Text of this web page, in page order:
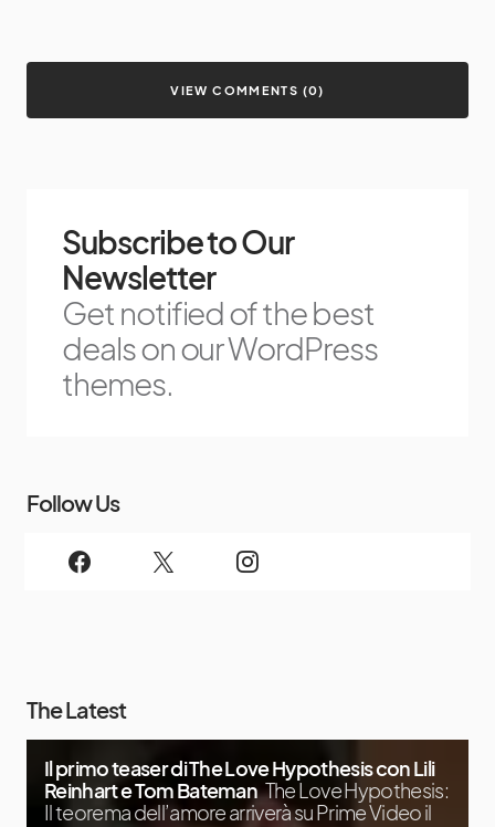
VIEW COMMENTS (0)
Subscribe to Our
Newsletter
Get notified of the best
deals on our WordPress
themes.
Follow Us
The Latest
Il primo teaser di The Love Hypothesis con Lili
Reinhart e Tom Bateman The Love Hypothesis:
Il teorema dell’amore arriverà su Prime Video il